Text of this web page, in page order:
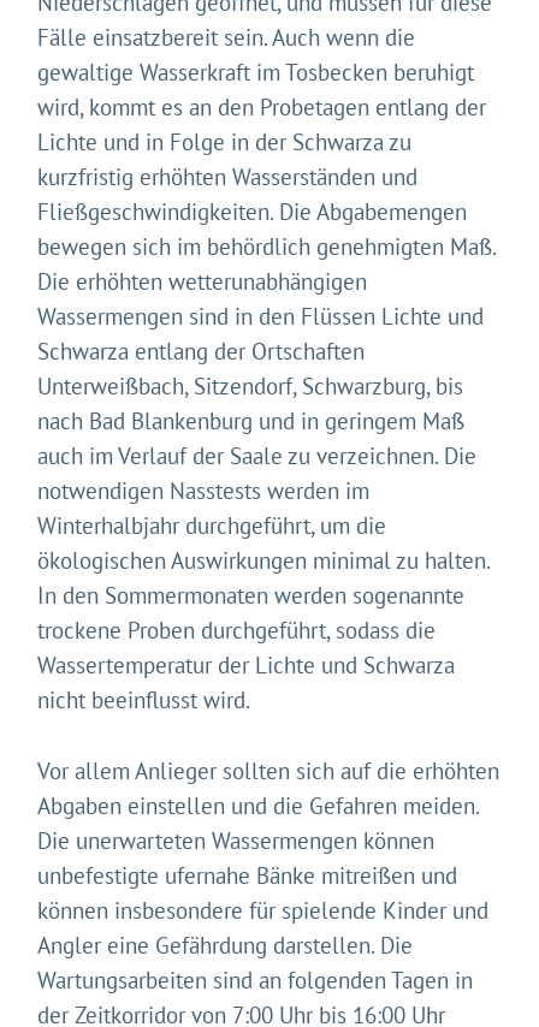
Fälle einsatzbereit sein. Auch wenn die
gewaltige Wasserkraft im Tosbecken beruhigt
wird, kommt es an den Probetagen entlang der
Lichte und in Folge in der Schwarza zu
kurzfristig erhöhten Wasserständen und
Fließgeschwindigkeiten. Die Abgabemengen
bewegen sich im behördlich genehmigten Maß.
Die erhöhten wetterunabhängigen
Wassermengen sind in den Flüssen Lichte und
Schwarza entlang der Ortschaften
Unterweißbach, Sitzendorf, Schwarzburg, bis
nach Bad Blankenburg und in geringem Maß
auch im Verlauf der Saale zu verzeichnen. Die
notwendigen Nasstests werden im
Winterhalbjahr durchgeführt, um die
ökologischen Auswirkungen minimal zu halten.
In den Sommermonaten werden sogenannte
trockene Proben durchgeführt, sodass die
Wassertemperatur der Lichte und Schwarza
nicht beeinflusst wird.
Vor allem Anlieger sollten sich auf die erhöhten
Abgaben einstellen und die Gefahren meiden.
Die unerwarteten Wassermengen können
unbefestigte ufernahe Bänke mitreißen und
können insbesondere für spielende Kinder und
Angler eine Gefährdung darstellen. Die
Wartungsarbeiten sind an folgenden Tagen in
der Zeitkorridor von 7:00 Uhr bis 16:00 Uhr
Gleich geht's los!
Mit Ihrer Zustimmung möchten wir moderne Web-
Technologien auf unserer Website nutzen. Einige sind
essenziell, Youtube und Matomo helfen uns diese
Website und Ihr Erlebnis zu verbessern.
Impressum& Datenschutz